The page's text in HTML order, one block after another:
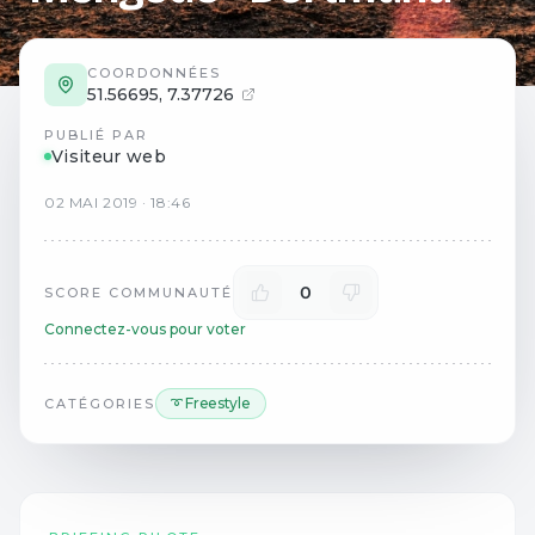
COORDONNÉES
51.56695, 7.37726
PUBLIÉ PAR
Visiteur web
02 MAI 2019 ·18:46
SCORE COMMUNAUTÉ 0
Connectez-vous pour voter
CATÉGORIES ➰ Freestyle